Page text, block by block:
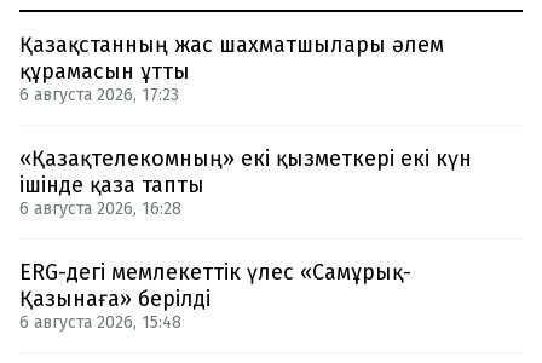
Қазақстанның жас шахматшылары әлем
құрамасын ұтты
6 августа 2026, 17:23
«Қазақтелекомның» екі қызметкері екі күн
ішінде қаза тапты
6 августа 2026, 16:28
ERG-дегі мемлекеттік үлес «Самұрық-
Қазынаға» берілді
6 августа 2026, 15:48